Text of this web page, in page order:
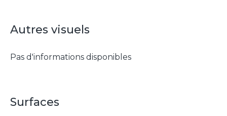
Autres visuels
Pas d'informations disponibles
Surfaces